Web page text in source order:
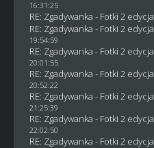
16:31:25
RE: Zgadywanka - Fotki 2 edycja
RE: Zgadywanka - Fotki 2 edycja
19:54:59
RE: Zgadywanka - Fotki 2 edycja
20:01:55
RE: Zgadywanka - Fotki 2 edycja
20:52:22
RE: Zgadywanka - Fotki 2 edycja
21:25:39
RE: Zgadywanka - Fotki 2 edycja
22:02:50
RE: Zgadywanka - Fotki 2 edycja